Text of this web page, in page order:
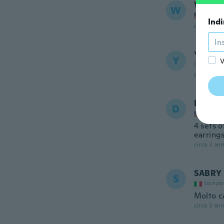
W Wanda
circa 3
Y Iscrizione
circa 3
D Denise
4 sets
earrings
circa 3
S SABRY
Molto
circa 3